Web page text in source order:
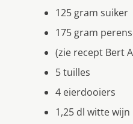
125 gram suiker
175 gram
(zie recept Bert
5 tuilles
4 eierdooiers
1,25 dl witte wijn